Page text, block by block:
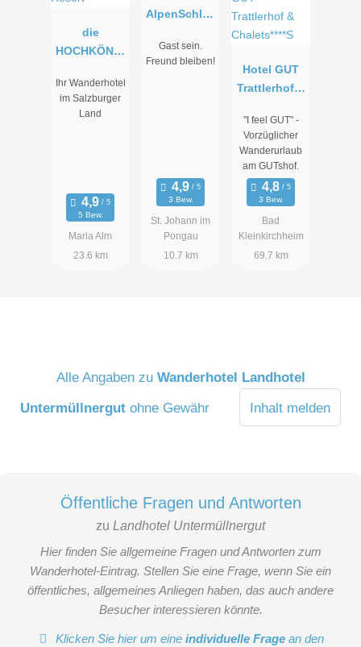
die
HOCHKÖNIG
Mountain
Resort
Ihr Wanderhotel
im Salzburger
Land
5 Bew.
Maria Alm
23.6 km
AlpenSchlös
Gast sein.
Freund bleiben!
3 Bew.
St. Johann im
Pongau
10.7 km
Hotel GUT
Trattlerhof &
"I feel GUT" -
Vorzüglicher
Wanderurlaub
am GUTshof.
3 Bew.
Bad
Kleinkirchheim
69.7 km
Alle Angaben zu Wanderhotel Landhotel
Untermüllnergut ohne Gewähr Inhalt melden
Öffentliche Fragen und Antworten
zu Landhotel Untermüllnergut
Hier finden Sie allgemeine Fragen und Antworten zum
Wanderhotel-Eintrag. Stellen Sie eine Frage, wenn Sie ein
öffentliches, allgemeines Anliegen haben, das auch andere
Besucher interessieren könnte.
Klicken Sie hier um eineindividuelle Frage an den